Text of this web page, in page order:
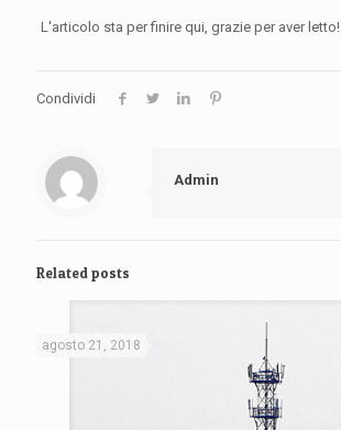
L'articolo sta per finire qui, grazie per aver letto!
Condividi
Admin
Related posts
agosto 21, 2018